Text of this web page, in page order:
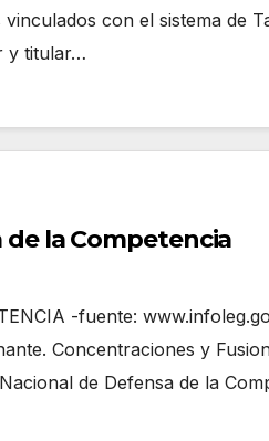
con el sistema de
y titular…
de la Competencia
-fuente:
Concentraciones y
de Defensa de la